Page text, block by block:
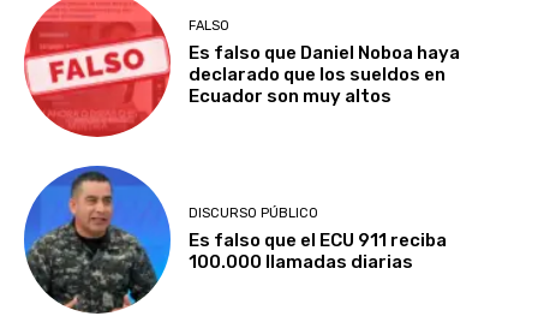
FALSO
Es falso que Daniel Noboa haya
declarado que los sueldos en
Ecuador son muy altos
DISCURSO PÚBLICO
Es falso que el ECU 911 reciba
100.000 llamadas diarias